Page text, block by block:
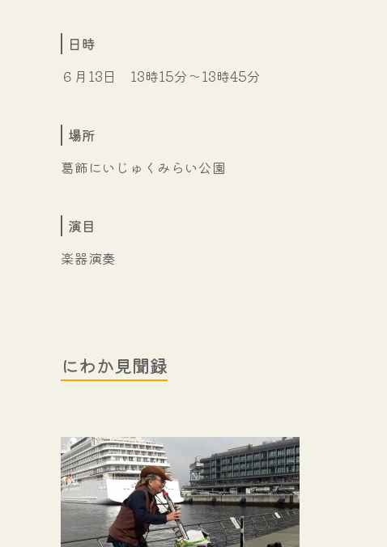
日時
６月13日 13時15分～13時45分
場所
葛飾にいじゅくみらい公園
演目
楽器演奏
にわか見聞録